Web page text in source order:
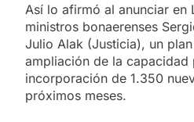
Así lo afirmó al anunciar en
ministros bonaerenses
Julio Alak (Justicia), un
ampliación de la capacidad
incorporación de 1.350
próximos meses.